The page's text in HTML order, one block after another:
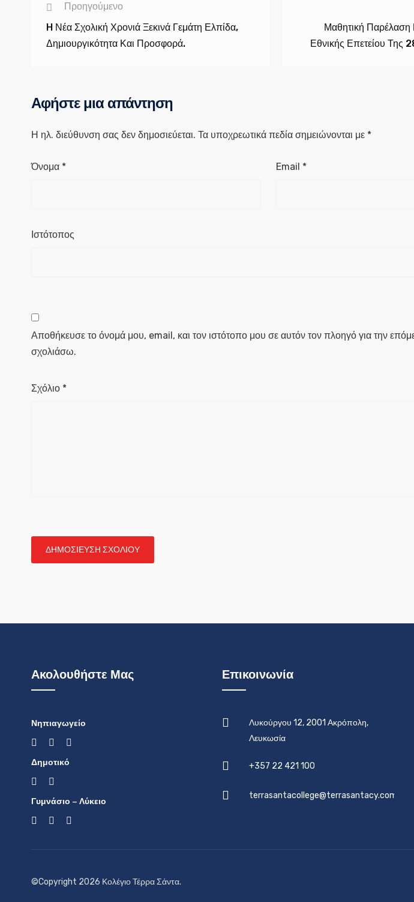
Προηγούμενο
H Νέα Σχολική Χρονιά Ξεκινά Γεμάτη Ελπίδα,
Δημιουργικότητα Και Προσφορά.
Μαθητική Παρέλαση
Εθνικής Επετείου Της
Αφήστε μια απάντηση
Η ηλ. διεύθυνση σας δεν δημοσιεύεται. Τα υποχρεωτικά πεδία σημειώνονται με *
Όνομα * Email *
Ιστότοπος
Αποθήκευσε το όνομά μου, email, και τον ιστότοπο μου σε αυτόν τον πλοηγό για την
σχολιάσω.
Σχόλιο *
Ακολουθήστε Μας
Νηπιαγωγείο
Δημοτικό
Γυμνάσιο – Λύκειο
Επικοινωνία
Λυκούργου 12, 2001 Ακρόπολη,
Λευκωσία
+357 22 421 100
terrasantacollege@terrasantacy.com
©Copyright 2026 Κολέγιο Τέρρα Σάντα.